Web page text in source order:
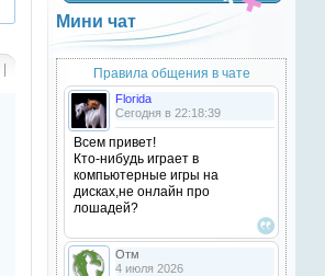
|
Мини чат
Правила общения в чате
Florida
Сегодня в 22:18:39
Всем привет!
Кто-нибудь играет в
компьютерные игры на
дисках,не онлайн про
лошадей?
Отм
4 июля 2026